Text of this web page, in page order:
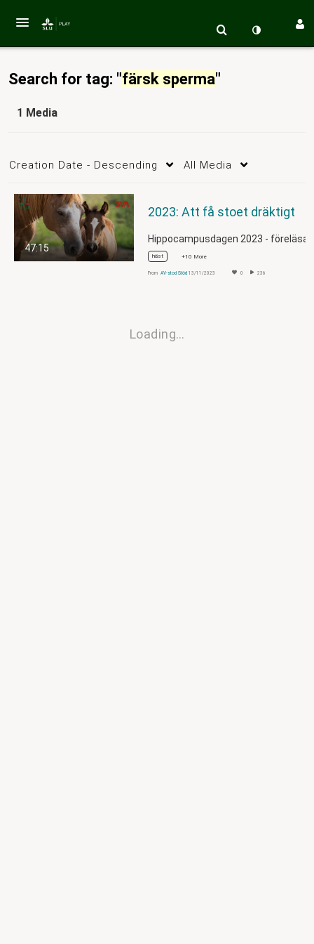
Search for tag: "färsk sperma"
1 Media
Creation Date - Descending All Media
47:15
2023: Att få stoet dräktigt
häst +10 More
From AV-stod Stöd 13/11/2023 0 236
Loading…